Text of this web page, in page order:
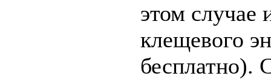
этом случае
клещевого
бесплатно).